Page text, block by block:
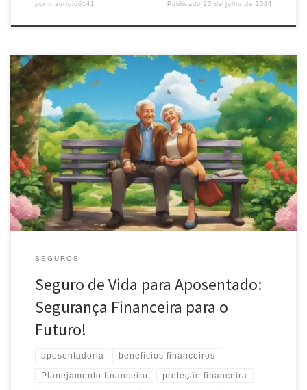
por mauricio6141 Publicado23 de julho de 2024
Descubra como o seguro de vida aposentado pode garantir sua
tranquilidade financeira. Proteja seu futuro e o de sua família com
uma cobertura adequada às suas necessidades.
SEGUROS
Seguro de Vida para Aposentado:
Segurança Financeira para o
Futuro!
aposentadoria benefícios financeiros
Planejamento financeiro proteção financeira